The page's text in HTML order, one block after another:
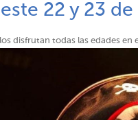
22 y 23
disfrutan todas las edades en